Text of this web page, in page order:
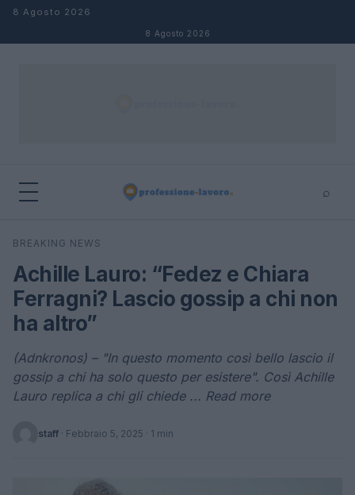
Salta al contenuto
8 Agosto 2026
8 Agosto 2026
⌕
Cerca
BREAKING NEWS
Achille Lauro: “Fedez e Chiara
Ferragni? Lascio gossip a chi non
ha altro”
(Adnkronos) – "In questo momento così bello lascio il
gossip a chi ha solo questo per esistere". Così Achille
Lauro replica a chi gli chiede ... Read more
staff · Febbraio 5, 2025 · 1 min